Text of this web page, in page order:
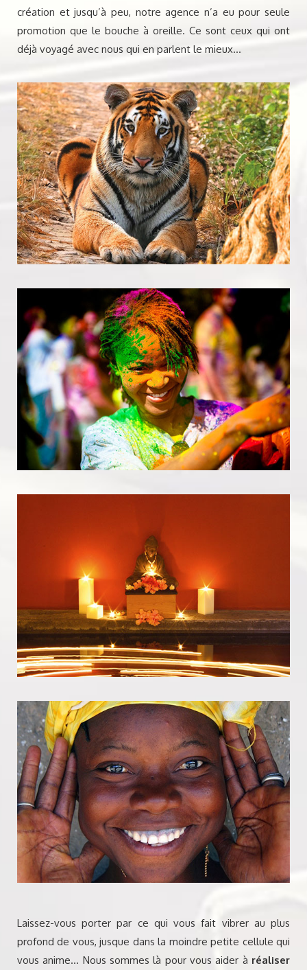
création et jusqu’à peu, notre agence n’a eu pour seule
promotion que le bouche à oreille. Ce sont ceux qui ont
déjà voyagé avec nous qui en parlent le mieux…
Laissez-vous porter par ce qui vous fait vibrer au plus
profond de vous, jusque dans la moindre petite cellule qui
vous anime… Nous sommes là pour vous aider à réaliser